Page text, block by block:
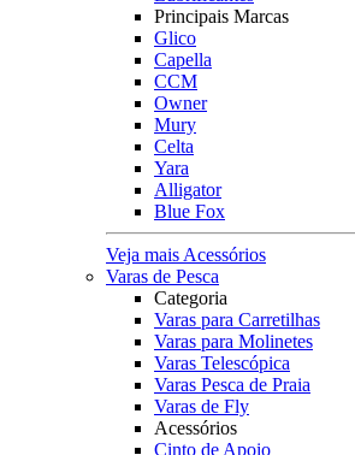
Principais Marcas
Glico
Capella
CCM
Owner
Mury
Celta
Yara
Alligator
Blue Fox
Veja mais Acessórios
Varas de Pesca
Categoria
Varas para Carretilhas
Varas para Molinetes
Varas Telescópica
Varas Pesca de Praia
Varas de Fly
Acessórios
Cinto de Apoio